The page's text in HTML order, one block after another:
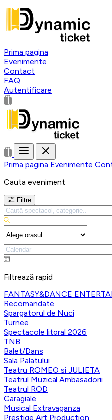
Prima pagina
Evenimente
Contact
FAQ
Autentificare
Prima pagina Evenimente
Cauta eveniment
Filtre
Filtrează rapid
FANTASY&DANCE
Recomandate
Spargatorul de Nuci
Turnee
Spectacole litoral 2026
TNB
Balet/Dans
Sala Palatului
Teatru ROMEO si JULIETA
Teatrul Muzical Ambasadorii
Teatrul ROD
Caragiale
Musical Extravaganza
Prestige Art Production